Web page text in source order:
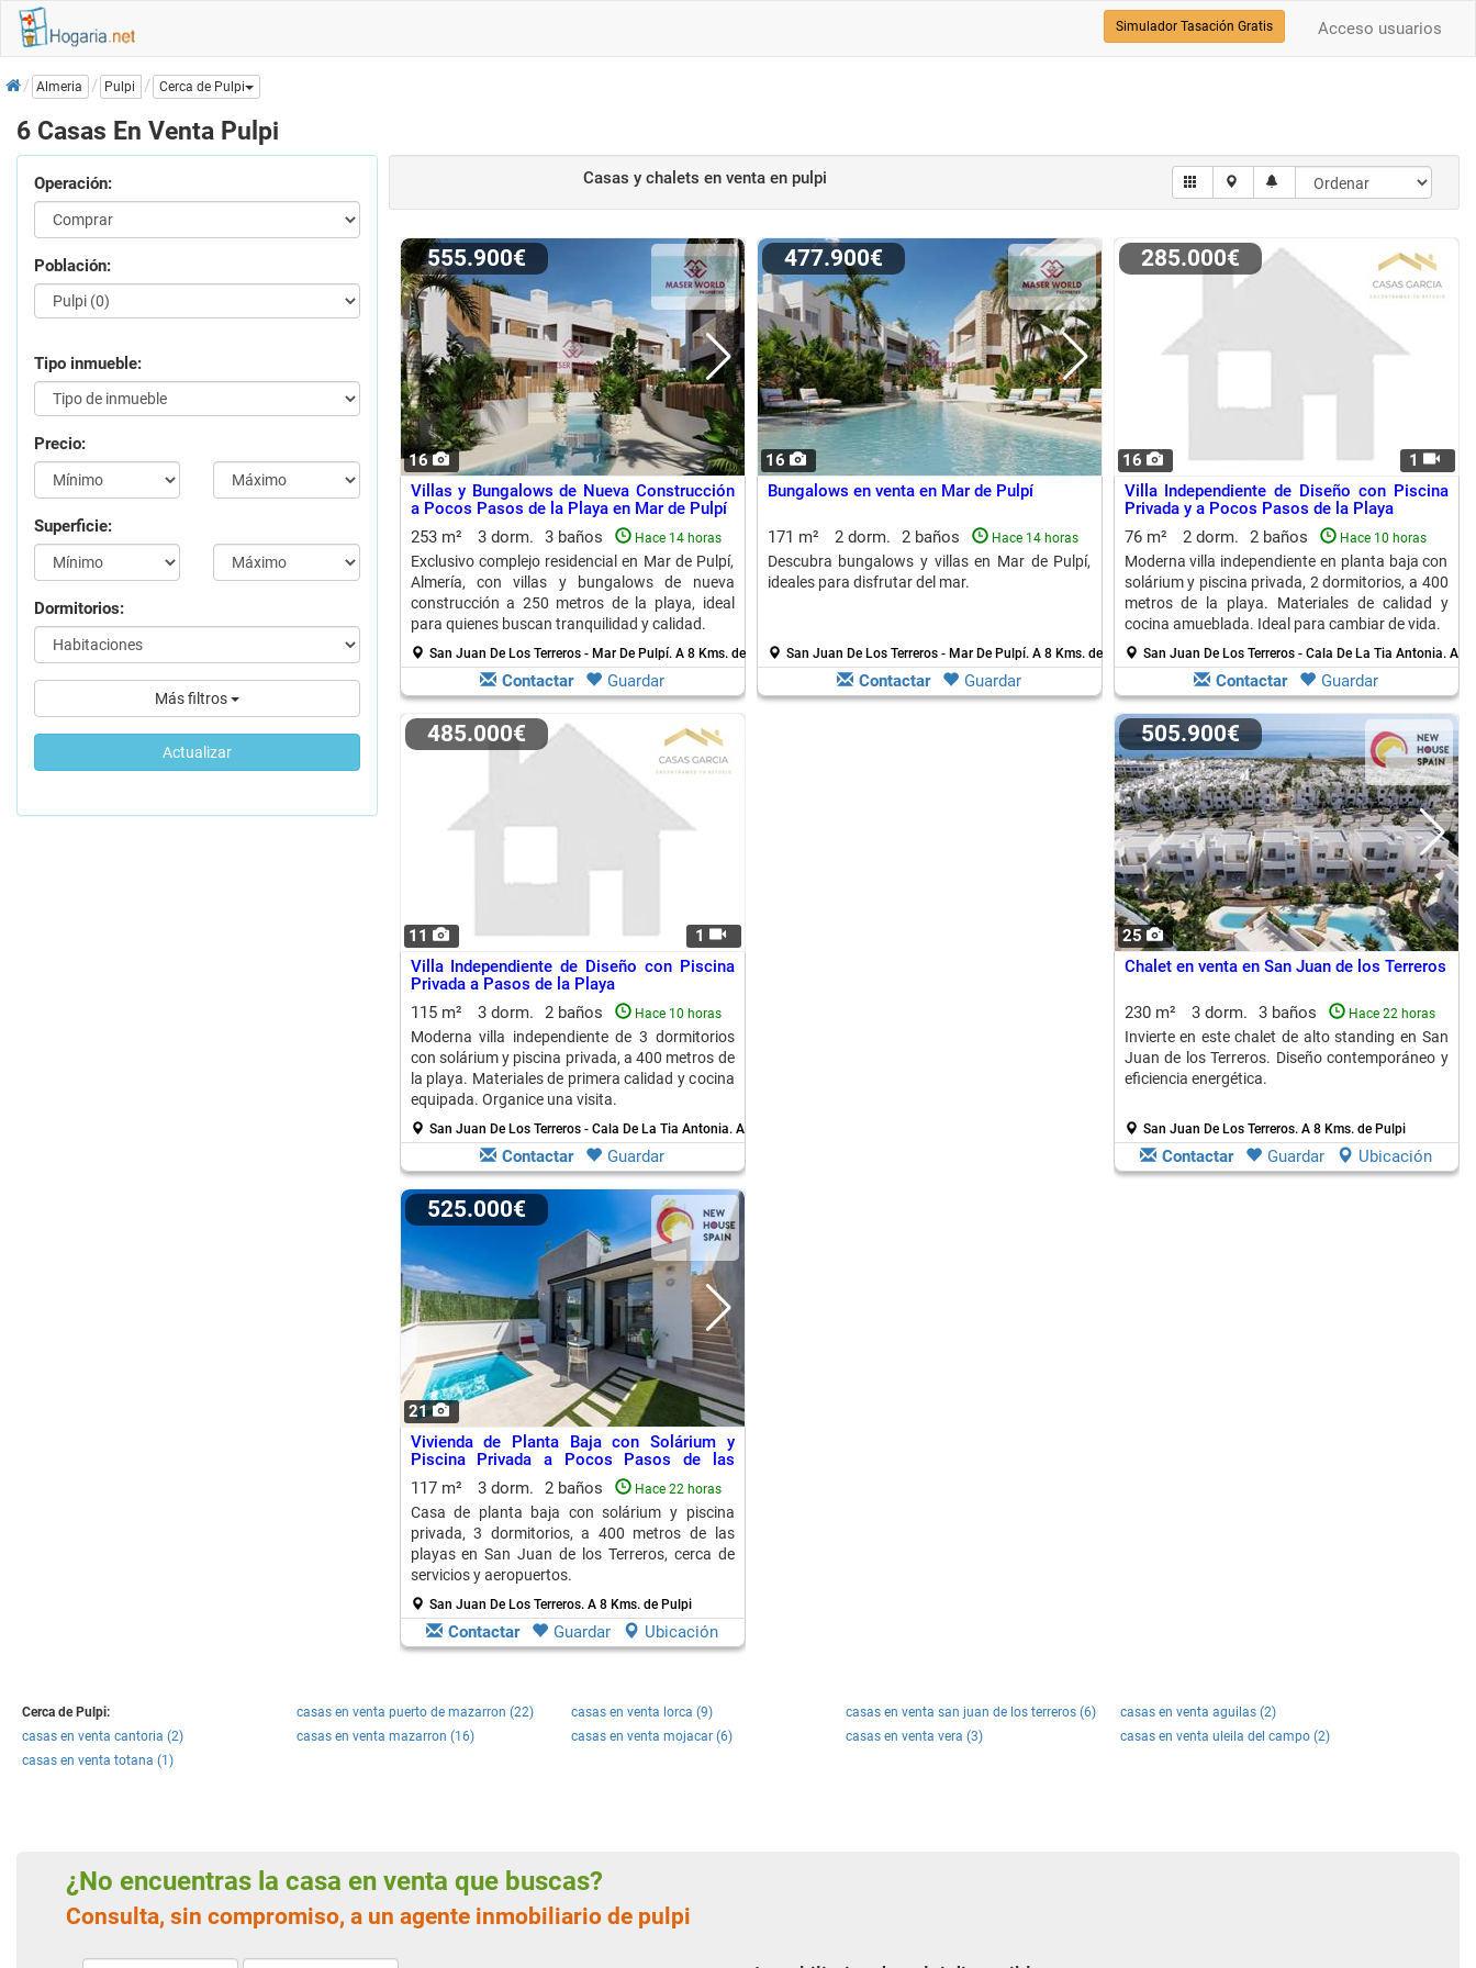
Acceso usuarios
Simulador Tasación Gratis
InicioAlmeria Pulpi Cerca de Pulpi
6 Casas En Venta Pulpi
Operación:
Población:
Tipo inmueble:
Precio:
Superficie:
Dormitorios:
Más filtros
Actualizar
Casas y chalets en venta en pulpi
16
555.900€
Villas y Bungalows de Nueva Construcción
a Pocos Pasos de la Playa en Mar de Pulpí
253 m²
3 dorm. 3 baños Hace 14 horas
Exclusivo complejo residencial en Mar de Pulpí,
Almería, con villas y bungalows de nueva
construcción a 250 metros de la playa, ideal
para quienes buscan tranquilidad y calidad.
San Juan De Los Terreros - Mar De Pulpí. A 8 Kms. de Pulpi
Contactar Guardar
16
477.900€
Bungalows en venta en Mar de Pulpí
171 m² 2 dorm. 2 baños Hace 14 horas
Descubra bungalows y villas en Mar de Pulpí,
ideales para disfrutar del mar.
San Juan De Los Terreros - Mar De Pulpí. A 8 Kms. de Pulpi
Contactar Guardar
16 1
285.000€
Villa Independiente de Diseño con Piscina
Privada y a Pocos Pasos de la Playa
76 m²
2 dorm. 2 baños Hace 10 horas
Moderna villa independiente en planta baja con
solárium y piscina privada, 2 dormitorios, a 400
metros de la playa. Materiales de calidad y
cocina amueblada. Ideal para cambiar de vida.
San Juan De Los Terreros - Cala De La Tia Antonia. A 8
Contactar Guardar
11 1
485.000€
Villa Independiente de Diseño con Piscina
Privada a Pasos de la Playa
115 m²
3 dorm. 2 baños Hace 10 horas
Moderna villa independiente de 3 dormitorios
con solárium y piscina privada, a 400 metros de
la playa. Materiales de primera calidad y cocina
equipada. Organice una visita.
San Juan De Los Terreros - Cala De La Tia Antonia. A 8 Kms. de Pulpi
Contactar Guardar
25
505.900€
Chalet en venta en San Juan de los Terreros
230 m² 3 dorm. 3 baños Hace 22 horas
Invierte en este chalet de alto standing en San
Juan de los Terreros. Diseño contemporáneo y
eficiencia energética.
San Juan De Los Terreros. A 8 Kms. de Pulpi
Contactar Guardar Ubicación
21
525.000€
Vivienda de Planta Baja con Solárium y
Piscina Privada a Pocos Pasos de las
Playas de San Juan de los Terreros
117 m² 3 dorm. 2 baños Hace 22 horas
Casa de planta baja con solárium y piscina
privada, 3 dormitorios, a 400 metros de las
playas en San Juan de los Terreros, cerca de
servicios y aeropuertos.
San Juan De Los Terreros. A 8 Kms. de Pulpi
Contactar Guardar Ubicación
Cerca de Pulpi: casas en venta puerto de mazarron (22) casas en venta lorca (9) casas en venta san juan de los terreros (6)
casas en venta aguilas (2)
casas en venta cantoria (2)
casas en venta mazarron (16) casas en venta mojacar (6) casas en venta vera (3)
casas en venta uleila del campo (2)
casas en venta totana (1)
¿No encuentras la casa en venta que buscas?
Consulta, sin compromiso, a un agente inmobiliario de pulpi